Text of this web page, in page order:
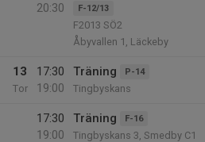
20:30
F-12/13
F2013 SÖ2
Åbyvallen 1, Läckeby
13
Tor
17:30
19:00
Träning P-14
Tingbyskans
17:30
19:00
Träning F-16
Tingbyskans 3, Smedby C1